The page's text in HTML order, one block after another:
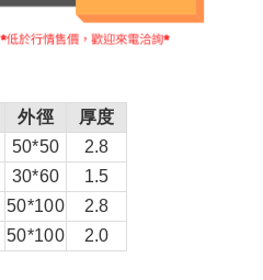
外徑
厚度
50*50
2.8
30*60
1.5
50*100
2.8
50*100
2.0